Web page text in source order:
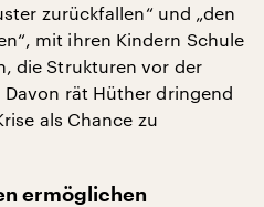
zurückfallen“ und „den
mit ihren Kindern Schule
die Strukturen vor der
rät Hüther dringend
als Chance zu
ermöglichen